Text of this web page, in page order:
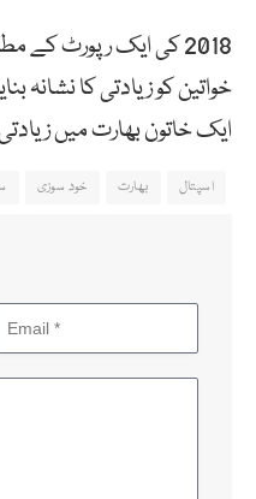
ایک خاتون بھارت میں
اسپتال بھارت خود سوزی